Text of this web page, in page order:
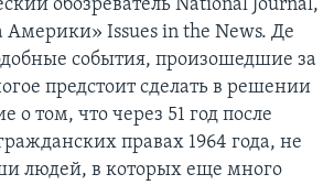
обозреватель National Journal,
Америки» Issues in the News. Де
события, произошедшие за
предстоит сделать в решении
том, что через 51 год после
правах 1964 года, не
людей, в которых еще много